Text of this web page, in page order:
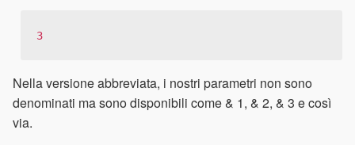
3
Nella versione abbreviata, i nostri parametri non sono
denominati ma sono disponibili come & 1, & 2, & 3 e così
via.